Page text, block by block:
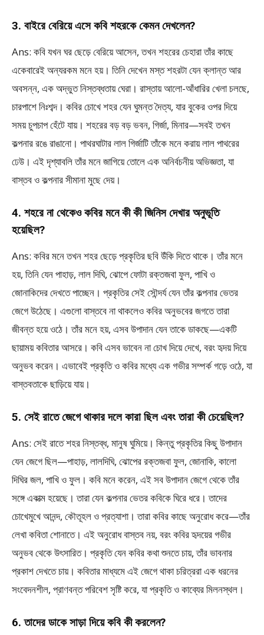
3. বাইরে বেরিয়ে এসে কবি শহরকে কেমন দেখলেন?
Ans: কবি যখন ঘর ছেড়ে বেরিয়ে আসেন, তখন শহরের চেহারা তাঁর কাছে
একেবারেই অন্যরকম মনে হয়। তিনি দেখেন মস্ত শহরটা যেন ক্লান্ত আর
অবসন্ন, এক অদ্ভুত নিস্তব্ধতায় ঘেরা। রাস্তায় আলো-আঁধারির খেলা চলছে,
চারপাশে নিঃশব্দ। কবির চোখে শহর যেন ঘুমন্ত দৈত্য, যার বুকের ওপর দিয়ে
সময় চুপচাপ হেঁটে যায়। শহরের বড় বড় ভবন, গির্জা, মিনার—সবই তখন
কল্পনার রঙে রাঙানো। পাথরঘাটার লাল গির্জাটি তাঁকে মনে করায় লাল পাথরের
ঢেউ। এই দৃশ্যাবলি তাঁর মনে জাগিয়ে তোলে এক অনির্বচনীয় অভিজ্ঞতা, যা
বাস্তব ও কল্পনার সীমানা মুছে দেয়।
4. শহরে না থেকেও কবির মনে কী কী জিনিস দেখার অনুভূতি
হয়েছিল?
Ans: কবির মনে তখন শহর ছেড়ে প্রকৃতির ছবি উঁকি দিতে থাকে। তাঁর মনে
হয়, তিনি যেন পাহাড়, লাল দিঘি, ঝোপে ফোটা রক্তজবা ফুল, পাখি ও
জোনাকিদের দেখতে পাচ্ছেন। প্রকৃতির সেই সৌন্দর্য যেন তাঁর কল্পনার ভেতর
জেগে উঠেছে। এগুলো বাস্তবে না থাকলেও কবির অনুভবের জগতে তারা
জীবন্ত হয়ে ওঠে। তাঁর মনে হয়, এসব উপাদান যেন তাকে ডাকছে—একটি
ছায়াময় কবিতার আসরে। কবি এসব ভাবেন না চোখ দিয়ে দেখে, বরং হৃদয় দিয়ে
অনুভব করেন। এভাবেই প্রকৃতি ও কবির মধ্যে এক গভীর সম্পর্ক গড়ে ওঠে, যা
বাস্তবতাকে ছাড়িয়ে যায়।
5. সেই রাতে জেগে থাকার দলে কারা ছিল এবং তারা কী চেয়েছিল?
Ans: সেই রাতে শহর নিস্তব্ধ, মানুষ ঘুমিয়ে। কিন্তু প্রকৃতির কিছু উপাদান
যেন জেগে ছিল—পাহাড়, লালদিঘি, ঝোপের রক্তজবা ফুল, জোনাকি, কালো
দিঘির জল, পাখি ও ফুল। কবি মনে করেন, এই সব উপাদান জেগে থেকে তাঁর
সঙ্গে একাত্ম হয়েছে। তারা যেন কল্পনার ভেতর কবিকে ঘিরে ধরে। তাদের
চোখেমুখে আনন্দ, কৌতূহল ও প্রত্যাশা। তারা কবির কাছে অনুরোধ করে—তাঁর
লেখা কবিতা শোনাতে। এই অনুরোধ বাস্তব নয়, বরং কবির হৃদয়ের গভীর
অনুভব থেকে উৎসারিত। প্রকৃতি যেন কবির কথা শুনতে চায়, তাঁর ভাবনার
প্রকাশ দেখতে চায়। কবিতার মাধ্যমে এই জেগে থাকা চরিত্ররা এক ধরনের
সংবেদনশীল, প্রাণবন্ত পরিবেশ সৃষ্টি করে, যা প্রকৃতি ও কাব্যের মিলনস্থল।
6. তাদের ডাকে সাড়া দিয়ে কবি কী করলেন?